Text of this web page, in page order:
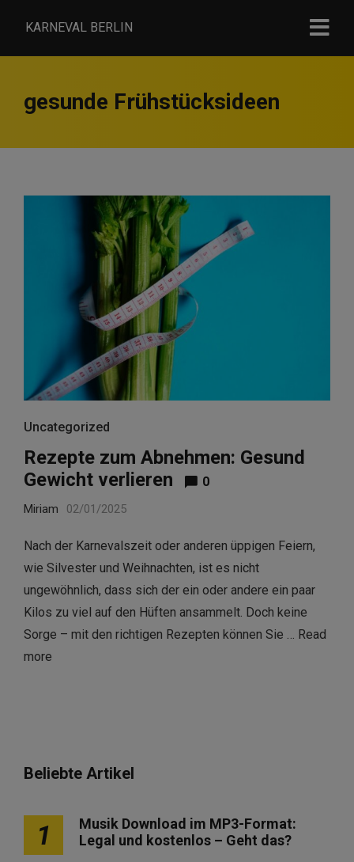
KARNEVAL BERLIN
gesunde Frühstücksideen
Uncategorized
Rezepte zum Abnehmen: Gesund
Gewicht verlieren
0
Miriam 02/01/2025
Nach der Karnevalszeit oder anderen üppigen Feiern,
wie Silvester und Weihnachten, ist es nicht
ungewöhnlich, dass sich der ein oder andere ein paar
Kilos zu viel auf den Hüften ansammelt. Doch keine
Sorge – mit den richtigen Rezepten können Sie … Read
more
Beliebte Artikel
1
Musik Download im MP3-Format:
Legal und kostenlos – Geht das?